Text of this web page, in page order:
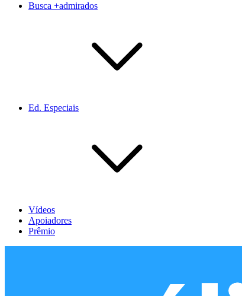
Busca +admirados
Ed. Especiais
Vídeos
Apoiadores
Prêmio